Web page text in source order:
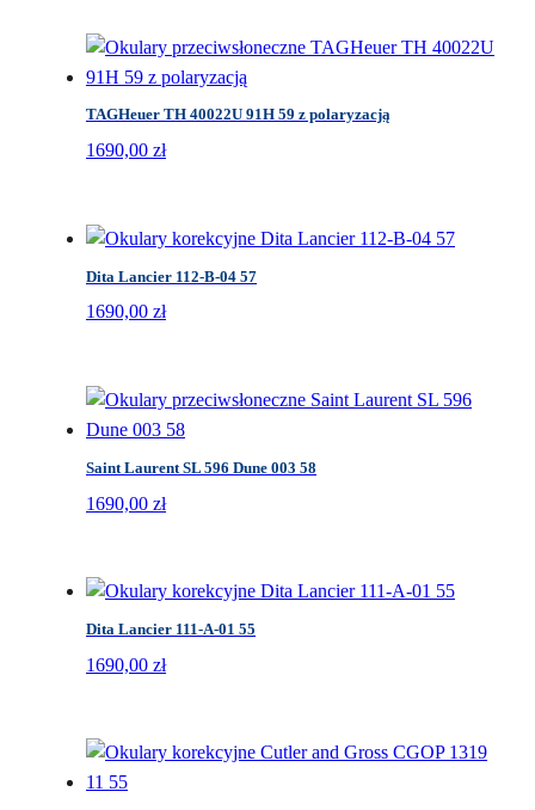
TAGHeuer TH 40022U 91H 59 z polaryzacją
1690,00 zł
Dita Lancier 112-B-04 57
1690,00 zł
Saint Laurent SL 596 Dune 003 58
1690,00 zł
Dita Lancier 111-A-01 55
1690,00 zł